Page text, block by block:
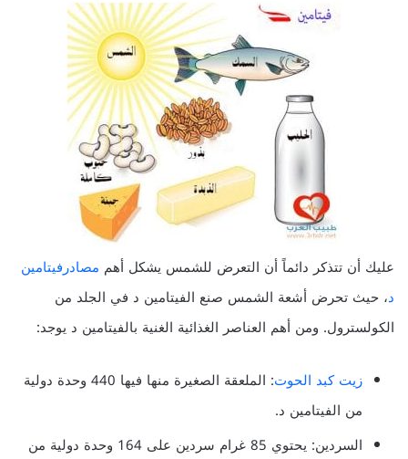
عليك أن تتذكر دائماً أن التعرض للشمس يشكل أهم مصادرفيتامين
د، حيث تحرض أشعة الشمس صنع الفيتامين د في الجلد من
الكولسترول. ومن أهم العناصر الغذائية الغنية بالفيتامين د يوجد:
زيت كبد الحوت
: الملعقة الصغيرة منها فيها 440 وحدة دولية
من الفيتامين د.
السردين: يحتوي 85 غرام سردين على 164 وحدة دولية من